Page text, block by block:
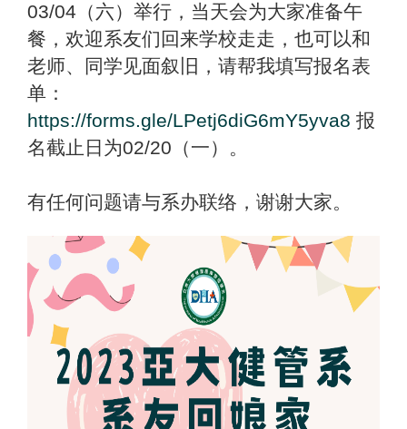
03/04（六）举行，当天会为大家准备午
餐，欢迎系友们回来学校走走，也可以和
老师、同学见面叙旧，请帮我填写报名表
单：
https://forms.gle/LPetj6diG6mY5yva8 报
名截止日为02/20（一）。
有任何问题请与系办联络，谢谢大家。